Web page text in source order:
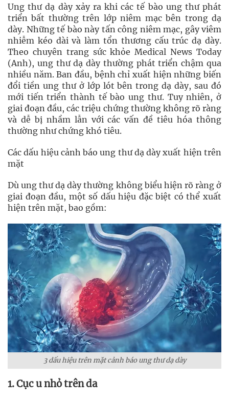
Ung thư dạ dày xảy ra khi các tế bào ung thư phát
triển bất thường trên lớp niêm mạc bên trong dạ
dày. Những tế bào này tấn công niêm mạc, gây viêm
nhiễm kéo dài và làm tổn thương cấu trúc dạ dày.
Theo chuyên trang sức khỏe Medical News Today
(Anh), ung thư dạ dày thường phát triển chậm qua
nhiều năm. Ban đầu, bệnh chỉ xuất hiện những biến
đổi tiền ung thư ở lớp lót bên trong dạ dày, sau đó
mới tiến triển thành tế bào ung thư. Tuy nhiên, ở
giai đoạn đầu, các triệu chứng thường không rõ ràng
và dễ bị nhầm lẫn với các vấn đề tiêu hóa thông
thường như chứng khó tiêu.
Các dấu hiệu cảnh báo ung thư dạ dày xuất hiện trên
mặt
Dù ung thư dạ dày thường không biểu hiện rõ ràng ở
giai đoạn đầu, một số dấu hiệu đặc biệt có thể xuất
hiện trên mặt, bao gồm:
3 dấu hiệu trên mặt cảnh báo ung thư dạ dày
1. Cục u nhỏ trên da